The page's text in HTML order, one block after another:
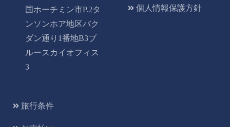
国ホーチミン市P.2タ
ンソンホア地区バク
ダン通り1番地B3ブ
ルースカイオフィス
3
個人情報保護方針
旅行条件